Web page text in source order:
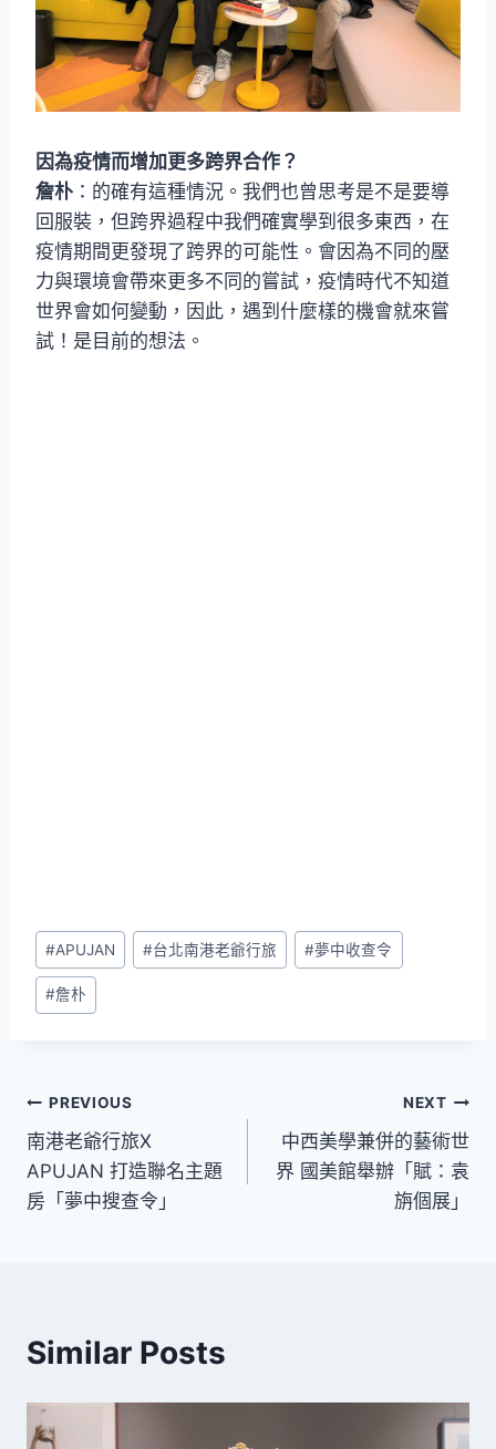
因為疫情而增加更多跨界合作？
詹朴 ：的確有這種情況。我們也曾思考是不是要導
回服裝，但跨界過程中我們確實學到很多東西，在
疫情期間更發現了跨界的可能性。會因為不同的壓
力與環境會帶來更多不同的嘗試，疫情時代不知道
世界會如何變動，因此，遇到什麼樣的機會就來嘗
試！是目前的想法。
Post
Tags:
#APUJAN #台北南港老爺行旅 #夢中收查令
#詹朴
文
章
導
PREVIOUS
南港老爺行旅X
APUJAN 打造聯名主題
房「夢中搜查令」
NEXT
中西美學兼併的藝術世
界 國美館舉辦「賦：袁
旃個展」
Similar Posts